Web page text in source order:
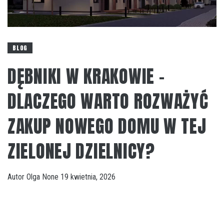
BLOG
DĘBNIKI W KRAKOWIE –
DLACZEGO WARTO ROZWAŻYĆ
ZAKUP NOWEGO DOMU W TEJ
ZIELONEJ DZIELNICY?
Autor Olga None 19 kwietnia, 2026